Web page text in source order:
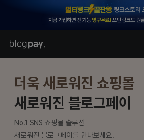
더욱 새로워진 쇼핑몰
새로워진 블로그페이
No.1 SNS 쇼핑몰 솔루션
새로워진 블로그페이를 만나보세요.